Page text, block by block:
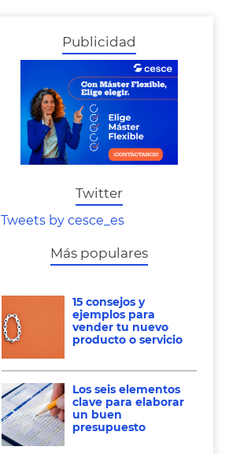
Publicidad
Twitter
Tweets by cesce_es
Más populares
15 consejos y
ejemplos para
vender tu nuevo
producto o servicio
Los seis elementos
clave para elaborar
un buen
presupuesto